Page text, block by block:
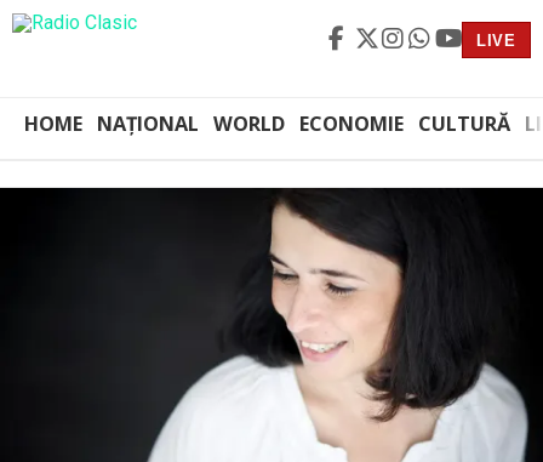
LIVE
HOME NAȚIONAL WORLD ECONOMIE CULTURĂ